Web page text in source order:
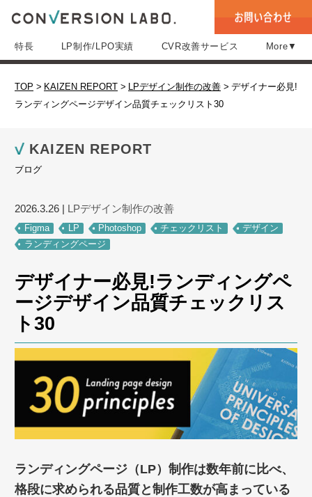
特長 LP制作/LPO実績 CVR改善サービス More▼
TOP > KAIZEN REPORT > LPデザイン制作の改善 > デザイナー必見!
ランディングページデザイン品質チェックリスト30
KAIZEN REPORT
ブログ
2026.3.26 | LPデザイン制作の改善
Figma LP Photoshop チェックリスト
デザイン
ランディングページ
デザイナー必見!ランディングペ
ージデザイン品質チェックリス
ト30
ランディングページ（LP）制作は数年前に比べ、
格段に求められる品質と制作工数が高まっている